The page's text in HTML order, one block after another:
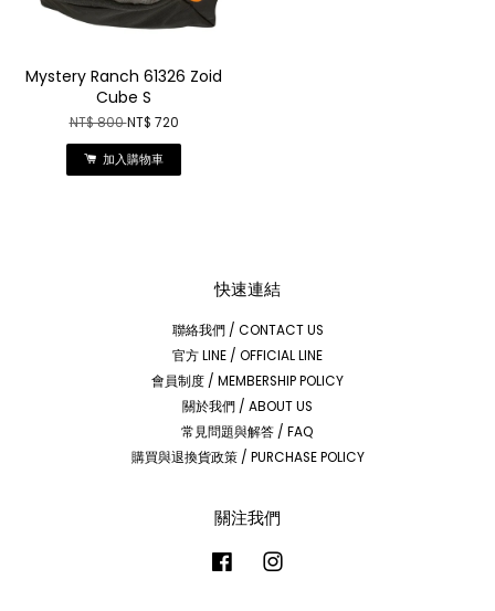
Mystery Ranch 61326 Zoid
Cube S
NT$ 800NT$ 720
加入購物車
快速連結
聯絡我們 / CONTACT US
官方 LINE / OFFICIAL LINE
會員制度 / MEMBERSHIP POLICY
關於我們 / ABOUT US
常見問題與解答 / FAQ
購買與退換貨政策 / PURCHASE POLICY
關注我們
Facebook